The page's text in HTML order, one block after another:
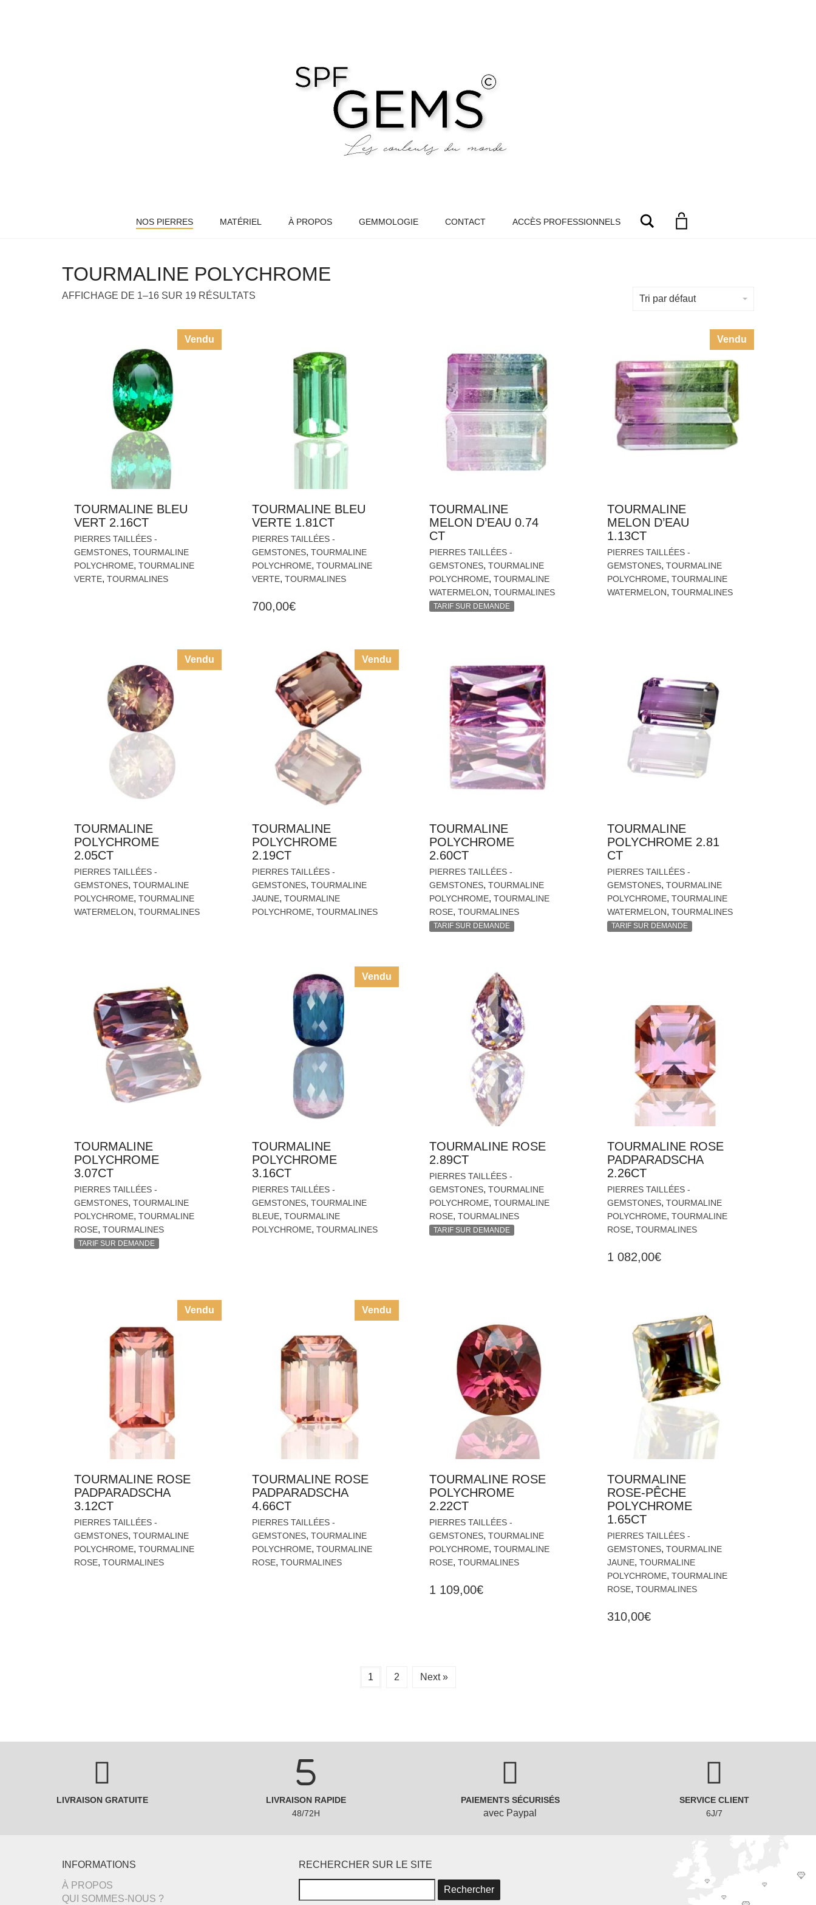
NOS PIERRES MATÉRIEL À PROPOS GEMMOLOGIE CONTACT ACCÈS PROFESSIONNELS Search
TOURMALINE POLYCHROME
AFFICHAGE DE 1–16 SUR 19 RÉSULTATS Tri par défaut
Vendu
TOURMALINE BLEU
VERT 2.16CT
PIERRES TAILLÉES -
GEMSTONES, TOURMALINE
POLYCHROME, TOURMALINE
VERTE, TOURMALINES
TOURMALINE BLEU
VERTE 1.81CT
PIERRES TAILLÉES -
GEMSTONES, TOURMALINE
POLYCHROME, TOURMALINE
VERTE, TOURMALINES
700,00€
TOURMALINE
MELON D’EAU 0.74
CT
PIERRES TAILLÉES -
GEMSTONES, TOURMALINE
POLYCHROME, TOURMALINE
WATERMELON, TOURMALINES
TARIF SUR DEMANDE
Vendu
TOURMALINE
MELON D’EAU
1.13CT
PIERRES TAILLÉES -
GEMSTONES, TOURMALINE
POLYCHROME, TOURMALINE
WATERMELON, TOURMALINES
Vendu
TOURMALINE
POLYCHROME
2.05CT
PIERRES TAILLÉES -
GEMSTONES, TOURMALINE
POLYCHROME, TOURMALINE
WATERMELON, TOURMALINES
Vendu
TOURMALINE
POLYCHROME
2.19CT
PIERRES TAILLÉES -
GEMSTONES, TOURMALINE
JAUNE, TOURMALINE
POLYCHROME, TOURMALINES
TOURMALINE
POLYCHROME
2.60CT
PIERRES TAILLÉES -
GEMSTONES, TOURMALINE
POLYCHROME, TOURMALINE
ROSE, TOURMALINES
TARIF SUR DEMANDE
TOURMALINE
POLYCHROME 2.81
CT
PIERRES TAILLÉES -
GEMSTONES, TOURMALINE
POLYCHROME, TOURMALINE
WATERMELON, TOURMALINES
TARIF SUR DEMANDE
TOURMALINE
POLYCHROME
3.07CT
PIERRES TAILLÉES -
GEMSTONES, TOURMALINE
POLYCHROME, TOURMALINE
ROSE, TOURMALINES
TARIF SUR DEMANDE
Vendu
TOURMALINE
POLYCHROME
3.16CT
PIERRES TAILLÉES -
GEMSTONES, TOURMALINE
BLEUE, TOURMALINE
POLYCHROME, TOURMALINES
TOURMALINE ROSE
2.89CT
PIERRES TAILLÉES -
GEMSTONES, TOURMALINE
POLYCHROME, TOURMALINE
ROSE, TOURMALINES
TARIF SUR DEMANDE
TOURMALINE ROSE
PADPARADSCHA
2.26CT
PIERRES TAILLÉES -
GEMSTONES, TOURMALINE
POLYCHROME, TOURMALINE
ROSE, TOURMALINES
1 082,00€
Vendu
TOURMALINE ROSE
PADPARADSCHA
3.12CT
PIERRES TAILLÉES -
GEMSTONES, TOURMALINE
POLYCHROME, TOURMALINE
ROSE, TOURMALINES
Vendu
TOURMALINE ROSE
PADPARADSCHA
4.66CT
PIERRES TAILLÉES -
GEMSTONES, TOURMALINE
POLYCHROME, TOURMALINE
ROSE, TOURMALINES
TOURMALINE ROSE
POLYCHROME
2.22CT
PIERRES TAILLÉES -
GEMSTONES, TOURMALINE
POLYCHROME, TOURMALINE
ROSE, TOURMALINES
1 109,00€
TOURMALINE
ROSE-PÊCHE
POLYCHROME
1.65CT
PIERRES TAILLÉES -
GEMSTONES, TOURMALINE
JAUNE, TOURMALINE
POLYCHROME, TOURMALINE
ROSE, TOURMALINES
310,00€
1 2 Next »
LIVRAISON GRATUITE
LIVRAISON RAPIDE
48/72H
PAIEMENTS SÉCURISÉS
avec Paypal
SERVICE CLIENT
6J/7
INFORMATIONS
À PROPOS
QUI SOMMES-NOUS ?
RECHERCHER SUR LE SITE